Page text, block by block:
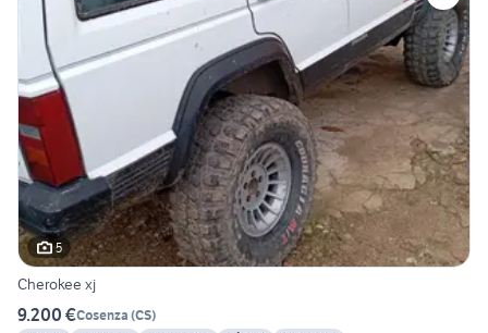
5
Cherokee xj
9.200 €Cosenza (CS)